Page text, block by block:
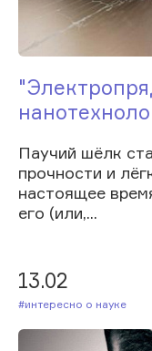
Паучий шёлк
прочности и
настоящее
его (или,...
13.02
#Интересно о науке